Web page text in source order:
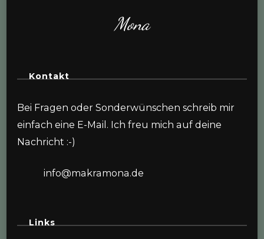
Mona
Kontakt
Bei Fragen oder Sonderwünschen schreib mir
einfach eine E-Mail. Ich freu mich auf deine
Nachricht :-)
info@makramona.de
Links